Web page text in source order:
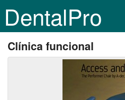
DentalPro
Clínica funcional